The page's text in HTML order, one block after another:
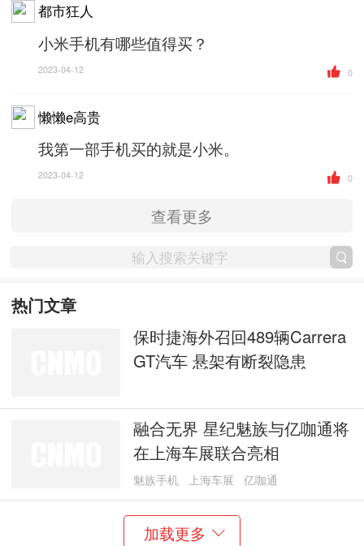
都市狂人
小米手机有哪些值得买？
2023-04-12 0
懒懒e高贵
我第一部手机买的就是小米。
2023-04-12 0
查看更多
热门文章
保时捷海外召回489辆Carrera
GT汽车 悬架有断裂隐患
融合无界 星纪魅族与亿咖通将
在上海车展联合亮相
魅族手机 上海车展 亿咖通
加载更多